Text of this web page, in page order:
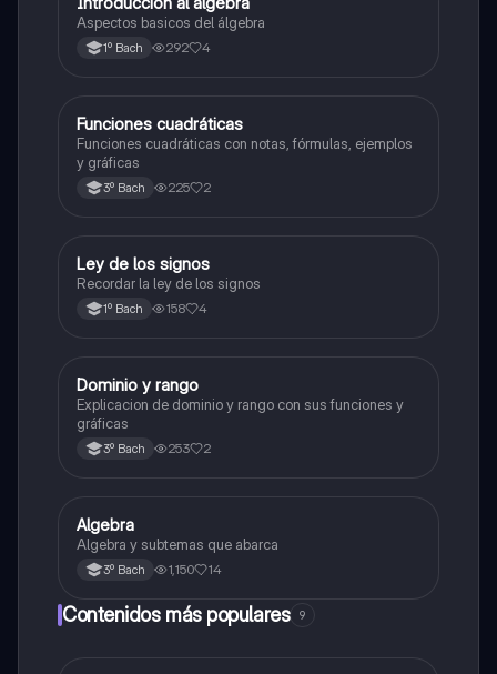
Aspectos basicos del álgebra
1º Bach 292 4
Álgebra
Funciones cuadráticas
Funciones cuadráticas con notas, fórmulas, ejemplos
y gráficas
3º Bach 225 2
Matemáticas
Ley de los signos
Recordar la ley de los signos
1º Bach 158 4
Álgebra
Dominio y rango
Explicacion de dominio y rango con sus funciones y
gráficas
3º Bach 253 2
Álgebra
Algebra
Algebra y subtemas que abarca
3º Bach 1,150 14
Contenidos más populares 9